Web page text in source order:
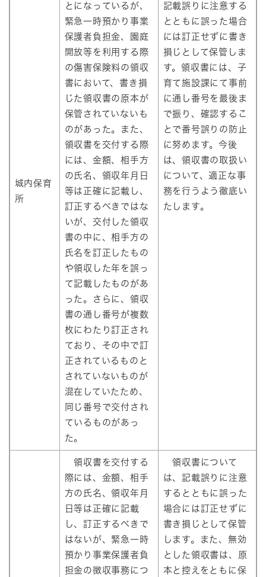
城内保育
所
とになっているが、
緊急一時預かり事業
保護者負担金、園庭
開放等を利用する際
の傷害保険料の領収
書において、書き損
じた領収書の原本が
保管されていないも
のがあった。また、
領収書を交付する際
には、金額、相手方
の氏名、領収年月日
等は正確に記載し、
訂正するべきではな
いが、交付した領収
書の中に、相手方の
氏名を訂正したもの
や領収した年を誤っ
て記載したものがあ
った。さらに、領収
書の通し番号が複数
枚にわたり訂正され
ており、その中で訂
正されているものと
されていないものが
混在していたため、
同じ番号で交付され
ているものがあっ
た。
記載誤りに注意する
とともに誤った場合
には訂正せずに書き
損じとして保管しま
す。領収書には、子
育て施設課にて事前
に通し番号を最後ま
で振り、確認するこ
とで番号誤りの防止
に努めます。今後
は、領収書の取扱い
について、適正な事
務を行うよう徹底い
たします。
領収書を交付する
際には、金額、相手
方の氏名、領収年月
日等は正確に記載
し、訂正するべきで
はないが、緊急一時
預かり事業保護者負
担金の徴収事務につ
領収書について
は、記載誤りに注意
するとともに誤った
場合には訂正せずに
書き損じとして保管
します。また、無効
とした領収書は、原
本と控えをともに保